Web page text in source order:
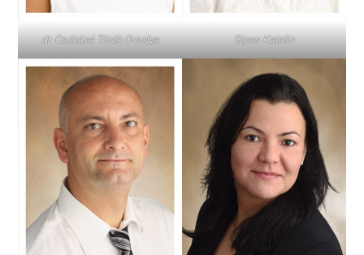
dr. Csókáné Török Orsolya Sipos Katalin